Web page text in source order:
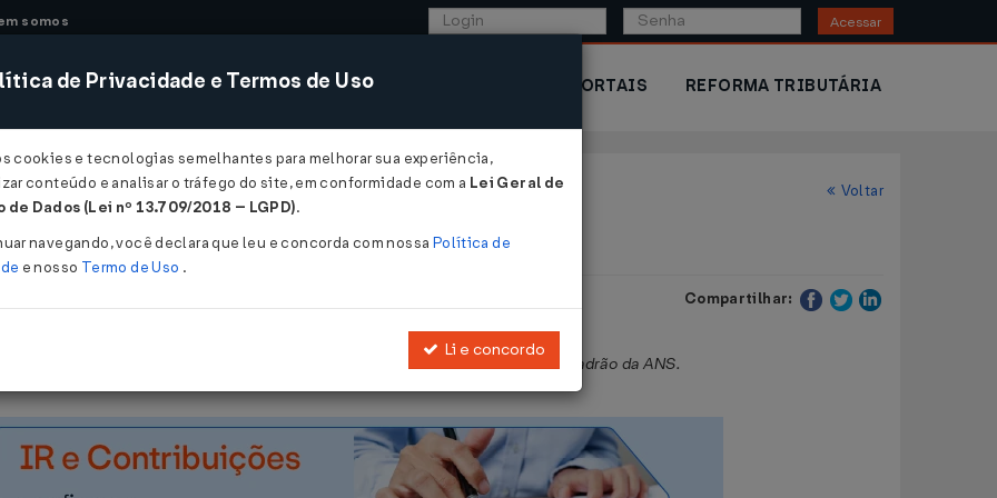
somos Acessar
CONSULTORIA SISTEMAS COMÉRCIO EXTERIOR PORTAIS REFORMA TRIBUTÁRIA
Voltar
DIDES nº 5 de 30/09/2011
Compartilhar:
dos montantes devidos de Ressarcimento ao SUS no Plano de Contas Padrão da ANS.
de Privacidade e Termos de Uso
cookies e tecnologias semelhantes para melhorar sua experiência,
conteúdo e analisar o tráfego do site, em conformidade com a Lei Geral de
de Dados (Lei nº 13.709/2018 – LGPD).
navegando, você declara que leu e concorda com nossa Política de
e nosso Termo de Uso .
Li e concordo